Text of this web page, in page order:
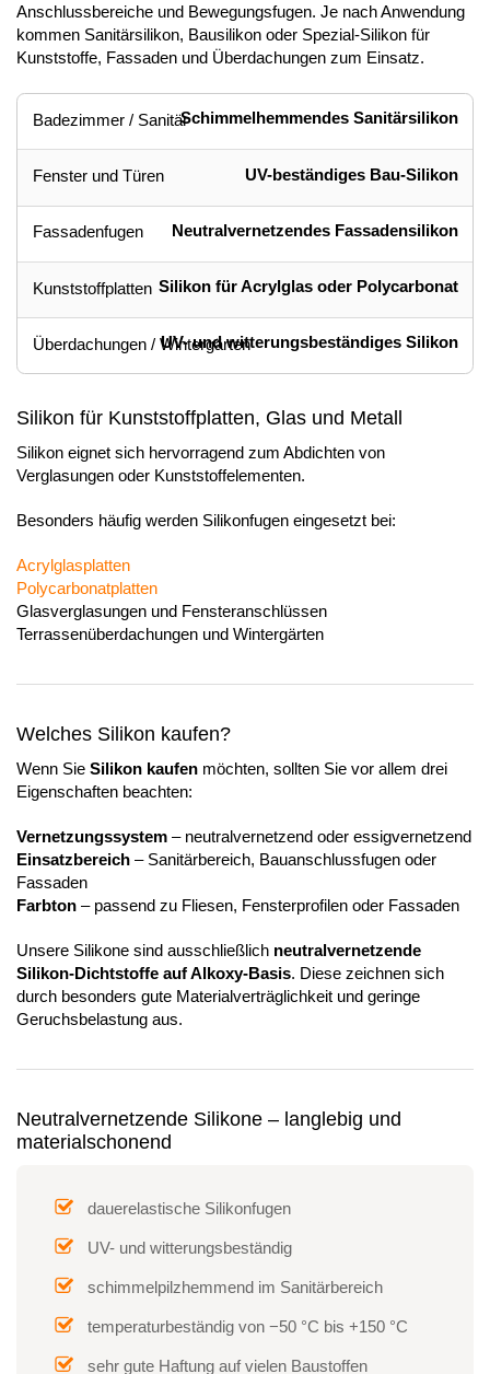
Anschlussbereiche und Bewegungsfugen. Je nach Anwendung
kommen Sanitärsilikon, Bausilikon oder Spezial-Silikon für
Kunststoffe, Fassaden und Überdachungen zum Einsatz.
Badezimmer / SanitärSchimmelhemmendes Sanitärsilikon
Fenster und Türen UV-beständiges Bau-Silikon
Fassadenfugen Neutralvernetzendes Fassadensilikon
Kunststoffplatten Silikon für Acrylglas oder Polycarbonat
Überdachungen / WintergärtenUV- und witterungsbeständiges Silikon
Silikon für Kunststoffplatten, Glas und Metall
Silikon eignet sich hervorragend zum Abdichten von
Verglasungen oder Kunststoffelementen.
Besonders häufig werden Silikonfugen eingesetzt bei:
Acrylglasplatten
Polycarbonatplatten
Glasverglasungen und Fensteranschlüssen
Terrassenüberdachungen und Wintergärten
Welches Silikon kaufen?
Wenn Sie Silikon kaufen möchten, sollten Sie vor allem drei
Eigenschaften beachten:
Vernetzungssystem – neutralvernetzend oder essigvernetzend
Einsatzbereich – Sanitärbereich, Bauanschlussfugen oder
Fassaden
Farbton – passend zu Fliesen, Fensterprofilen oder Fassaden
Unsere Silikone sind ausschließlich neutralvernetzende
Silikon-Dichtstoffe auf Alkoxy-Basis. Diese zeichnen sich
durch besonders gute Materialverträglichkeit und geringe
Geruchsbelastung aus.
Neutralvernetzende Silikone – langlebig und
materialschonend
dauerelastische Silikonfugen
UV- und witterungsbeständig
schimmelpilzhemmend im Sanitärbereich
temperaturbeständig von −50 °C bis +150 °C
sehr gute Haftung auf vielen Baustoffen